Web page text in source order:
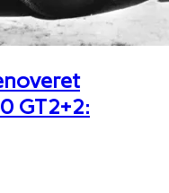
GT2+2: